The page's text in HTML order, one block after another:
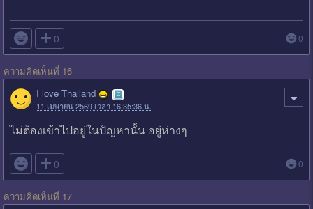
 0 0
ความคิดเห็นที่ 16
I love Thailand
11 เมษายน 2569 เวลา 16:35:36 น.
ไม่ต้องเข้าไปอยู่ในปัญหานั้น อยู่ห่างๆ
 0 0
ความคิดเห็นที่ 17